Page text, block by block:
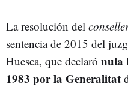
La resolución del
sentencia de 2015 del
Huesca, que declaró nula
1983 por la Generalitat